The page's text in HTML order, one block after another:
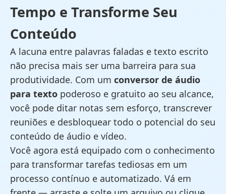
Tempo e Transforme Seu
Conteúdo
A lacuna entre palavras faladas e texto escrito
não precisa mais ser uma barreira para sua
produtividade. Com um conversor de áudio
para texto poderoso e gratuito ao seu alcance,
você pode ditar notas sem esforço, transcrever
reuniões e desbloquear todo o potencial do seu
conteúdo de áudio e vídeo.
Você agora está equipado com o conhecimento
para transformar tarefas tediosas em um
processo contínuo e automatizado. Vá em